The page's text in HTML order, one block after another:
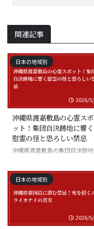
関連記事
日本の地域別
2026/
沖縄県渡嘉敷島の心霊スポ
ット！集団自決跡地に響く
慰霊の怪と恐ろしい禁忌
沖縄県渡嘉敷島の集団自決跡地
日本の地域別
2026/